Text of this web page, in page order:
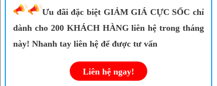
Ưu đãi đặc biệt GIẢM GIÁ CỰC SỐC chỉ
dành cho 200 KHÁCH HÀNG liên hệ trong tháng
này! Nhanh tay liên hệ để được tư vấn
Liên hệ ngay!